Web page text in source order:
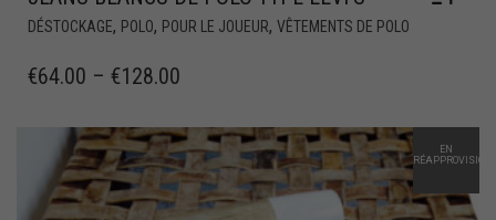
DÉSTOCKAGE, POLO, POUR LE JOUEUR, VÊTEMENTS DE POLO
€64.00 – €128.00
EN